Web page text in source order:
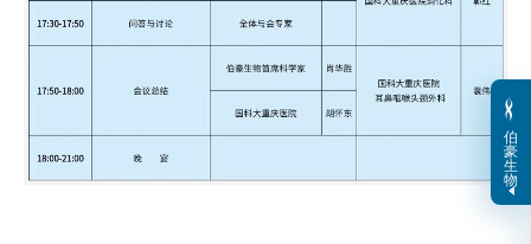
伯
豪
生
物